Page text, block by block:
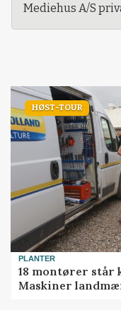
Mediehus A/S
HØST-TOUR
PLANTER
18 montører står
Maskiner